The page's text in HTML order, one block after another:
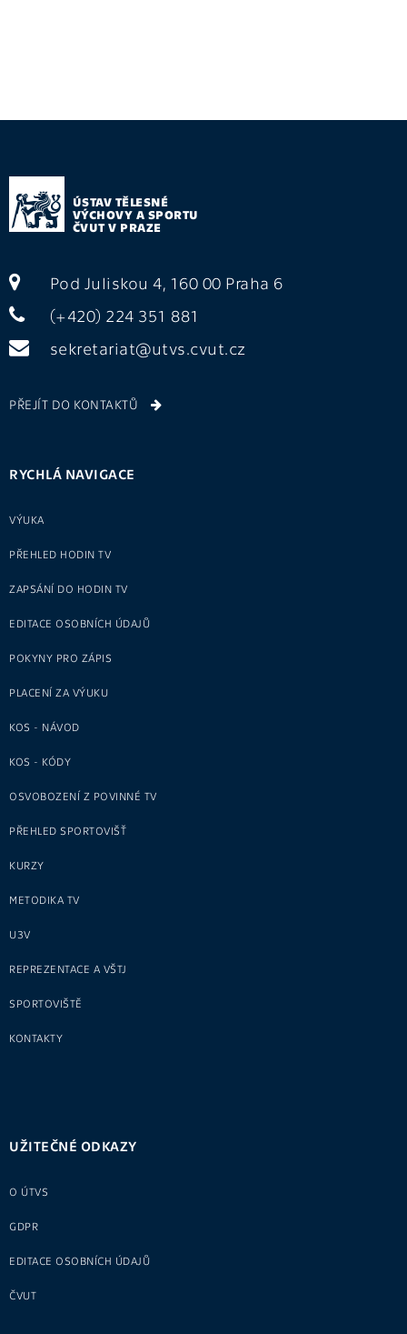
ÚSTAV TĚLESNÉ
VÝCHOVY A SPORTU
ČVUT V PRAZE
Pod Juliskou 4, 160 00 Praha 6
(+420) 224 351 881
sekretariat@utvs.cvut.cz
PŘEJÍT DO KONTAKTŮ
RYCHLÁ NAVIGACE
VÝUKA
PŘEHLED HODIN TV
ZAPSÁNÍ DO HODIN TV
EDITACE OSOBNÍCH ÚDAJŮ
POKYNY PRO ZÁPIS
PLACENÍ ZA VÝUKU
KOS - NÁVOD
KOS - KÓDY
OSVOBOZENÍ Z POVINNÉ TV
PŘEHLED SPORTOVIŠŤ
KURZY
METODIKA TV
U3V
REPREZENTACE A VŠTJ
SPORTOVIŠTĚ
KONTAKTY
UŽITEČNÉ ODKAZY
O ÚTVS
GDPR
EDITACE OSOBNÍCH ÚDAJŮ
ČVUT